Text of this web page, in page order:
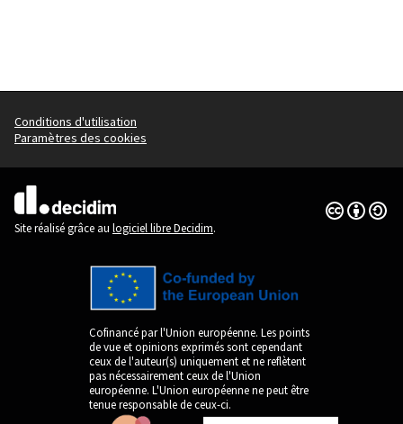
Conditions d'utilisation
Paramètres des cookies
(Lien externe)
Site réalisé grâce au logiciel libre Decidim.
Licence
(Lien
Cofinancé par l'Union européenne. Les points
de vue et opinions exprimés sont cependant
ceux de l'auteur(s) uniquement et ne reflètent
pas nécessairement ceux de l'Union
européenne. L'Union européenne ne peut être
tenue responsable de ceux-ci.